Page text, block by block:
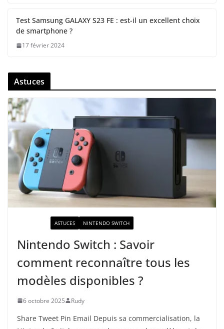
Test Samsung GALAXY S23 FE : est-il un excellent choix
de smartphone ?
17 février 2024
Astuces
ASTUCES NINTENDO SWITCH
Nintendo Switch : Savoir
comment reconnaître tous les
modèles disponibles ?
6 octobre 2025 Rudy
Share Tweet Pin Email Depuis sa commercialisation, la